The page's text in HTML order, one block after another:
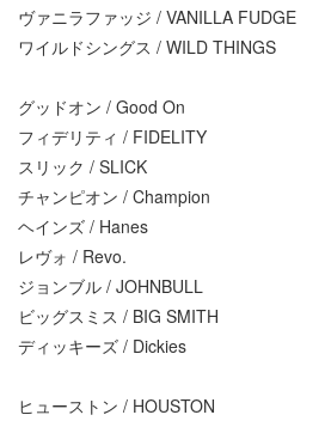
ヴァニラファッジ / VANILLA FUDGE
ワイルドシングス / WILD THINGS
グッドオン / Good On
フィデリティ / FIDELITY
スリック / SLICK
チャンピオン / Champion
ヘインズ / Hanes
レヴォ / Revo.
ジョンブル / JOHNBULL
ビッグスミス / BIG SMITH
ディッキーズ / Dickies
ヒューストン / HOUSTON